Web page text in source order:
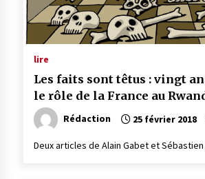
lire
Les faits sont têtus : vingt
le rôle de la France au
Rédaction 25 février 2018
Deux articles de Alain Gabet et Sébas­tien